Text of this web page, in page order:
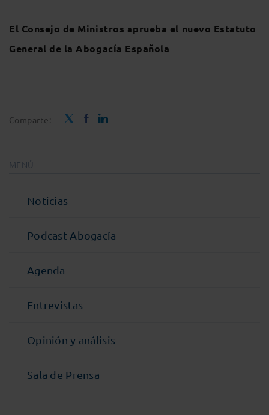
El Consejo de Ministros aprueba el nuevo Estatuto
General de la Abogacía Española
Comparte:
MENÚ
Noticias
Podcast Abogacía
Agenda
Entrevistas
Opinión y análisis
Sala de Prensa